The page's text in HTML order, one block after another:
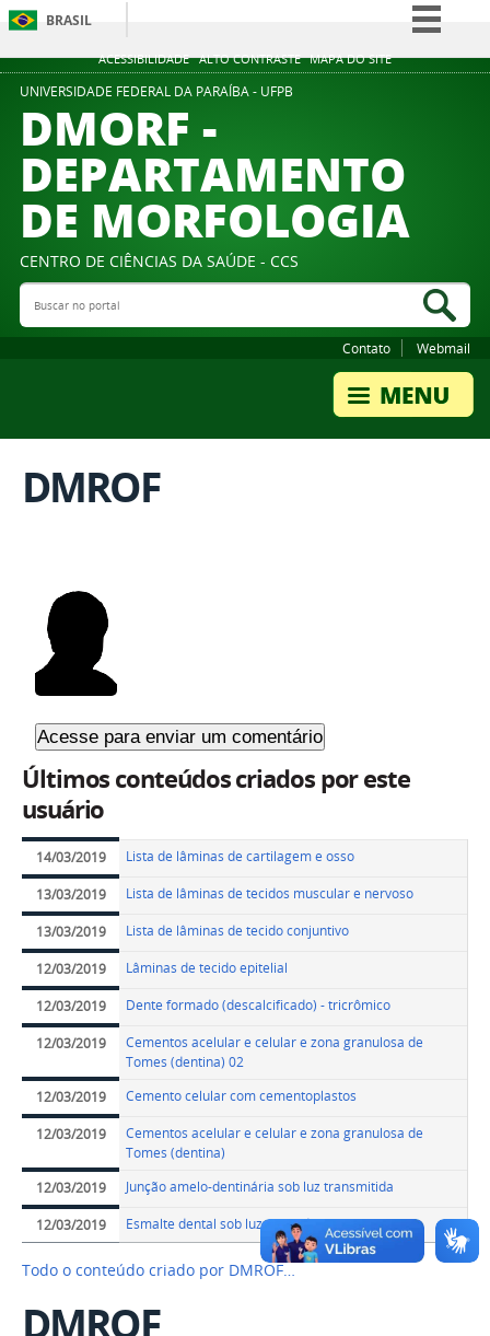
ACESSIBILIDADE ALTO CONTRASTE MAPA DO SITE
BRASIL
Simplifique!
Acesso à informação
Legislação
Canais
UNIVERSIDADE FEDERAL DA PARAÍBA - UFPB
DMORF -
DEPARTAMENTO
DE MORFOLOGIA
CENTRO DE CIÊNCIAS DA SAÚDE - CCS
Buscar no portal
Contato Webmail
DMROF
Últimos conteúdos criados por este
usuário
14/03/2019 Lista de lâminas de cartilagem e osso
13/03/2019 Lista de lâminas de tecidos muscular e nervoso
13/03/2019 Lista de lâminas de tecido conjuntivo
12/03/2019 Lâminas de tecido epitelial
12/03/2019 Dente formado (descalcificado) - tricrômico
12/03/2019
Cementos acelular e celular e zona granulosa de
Tomes (dentina) 02
12/03/2019
Cemento celular com cementoplastos
12/03/2019
Cementos acelular e celular e zona granulosa de
Tomes (dentina)
12/03/2019
Junção amelo-dentinária sob luz transmitida
12/03/2019 Esmalte dental sob luz refletida 1
Todo o conteúdo criado por DMROF…
DMROF